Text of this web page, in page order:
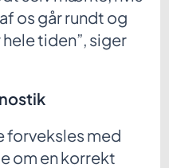
os går rundt og
tiden”, siger
forveksles med
om en korrekt